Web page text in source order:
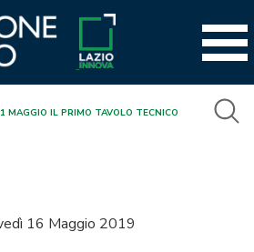
MAGGIO IL PRIMO TAVOLO TECNICO
16 Maggio 2019